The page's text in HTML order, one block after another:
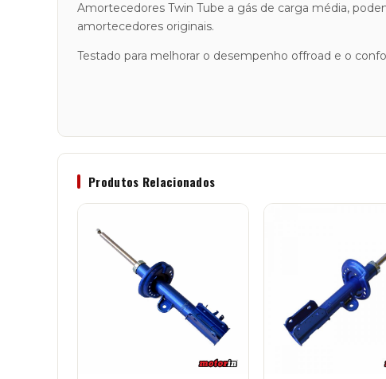
Amortecedores Twin Tube a gás de carga média,
amortecedores originais.
Testado para melhorar o desempenho offroad e o
Produtos Relacionados